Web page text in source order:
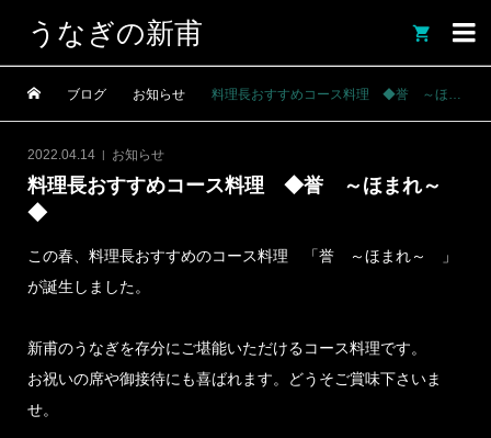
うなぎの新甫 
ブログ お知らせ 料理長おすすめコース料理 ◆誉 ～ほまれ～ ◆
2022.04.14 お知らせ
料理長おすすめコース料理 ◆誉 ～ほまれ～
◆
この春、料理長おすすめのコース料理 「誉 ～ほまれ～ 」
が誕生しました。
新甫のうなぎを存分にご堪能いただけるコース料理です。
お祝いの席や御接待にも喜ばれます。どうそご賞味下さいま
せ。